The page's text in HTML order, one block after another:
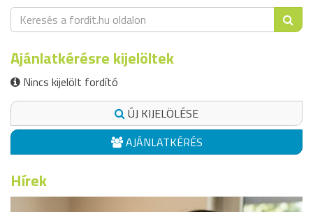
Ajánlatkérésre kijelöltek
Nincs kijelölt fordító
ÚJ KIJELÖLÉSE
AJÁNLATKÉRÉS
Hírek